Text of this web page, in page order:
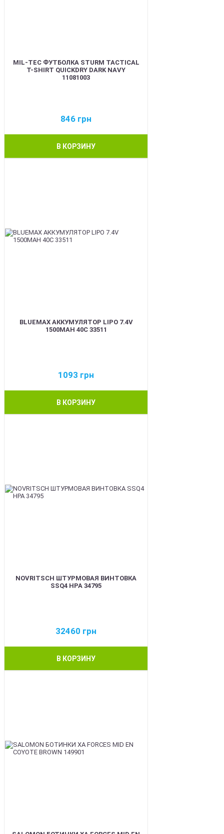
MIL-TEC ФУТБОЛКА STURM TACTICAL
T-SHIRT QUICKDRY DARK NAVY
11081003
846 грн
В КОРЗИНУ
BLUEMAX АККУМУЛЯТОР LIPO 7.4V
1500MAH 40C 33511
1093 грн
В КОРЗИНУ
NOVRITSCH ШТУРМОВАЯ ВИНТОВКА
SSQ4 HPA 34795
32460 грн
В КОРЗИНУ